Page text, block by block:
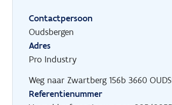
Contactpersoon
Oudsbergen
Adres
Pro Industry
Weg naar Zwartberg 156b 3660
Referentienummer